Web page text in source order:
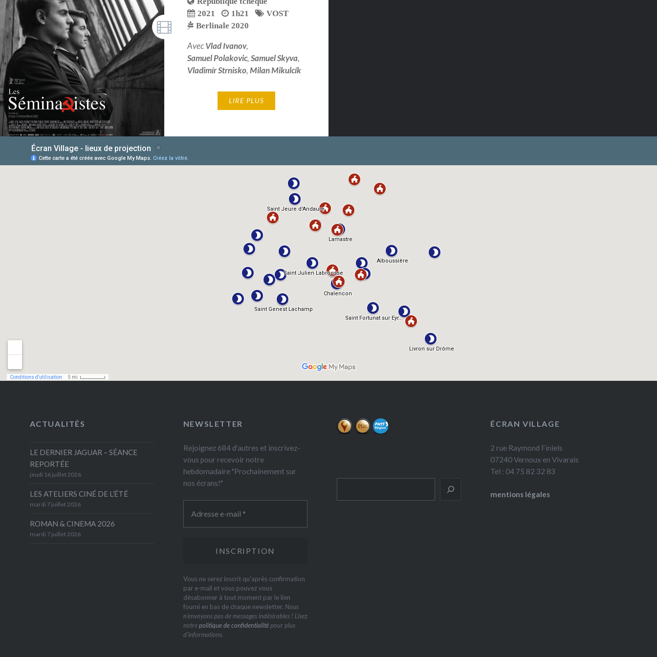
2021
1h21
VOST
Berlinale 2020
AvecVlad Ivanov,
Samuel Polakovic,Samuel Skyva,
Vladimír Strnisko,Milan Mikulcík
LIRE PLUS
ACTUALITÉS
LE DERNIER JAGUAR – SÉANCE
REPORTÉE
jeudi 16 juillet 2026
LES ATELIERS CINÉ DE L’ÉTÉ
mardi 7 juillet 2026
ROMAN & CINEMA 2026
mardi 7 juillet 2026
NEWSLETTER
Rejoignez 684 d'autres et inscrivez-
vous pour recevoir notre
hebdomadaire "Prochainement sur
nos écrans!"
Vous ne serez inscrit qu'après confirmation
par e-mail et vous pouvez vous
désabonner à tout moment par le lien
fourni en bas de chaque newsletter. Nous
n’envoyons pas de messages indésirables ! Lisez
notrepolitique de confidentialitépour plus
d’informations.
ÉCRAN VILLAGE
2 rue Raymond Finiels
07240 Vernoux en Vivarais
Tel : 04 75 82 32 83
mentions légales